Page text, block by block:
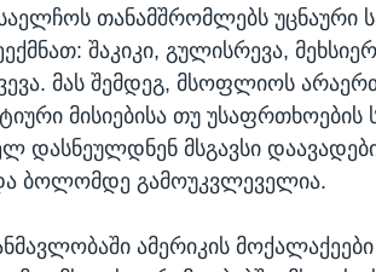
თანამშრომლებს უცნაური
შაკიკი, გულისრევა,
მას შემდეგ, მსოფლიოს
მისიებისა თუ უსაფრთხოების
დასნეულდნენ მსგავსი
ბოლომდე გამოუკვლეველია.
ამერიკის